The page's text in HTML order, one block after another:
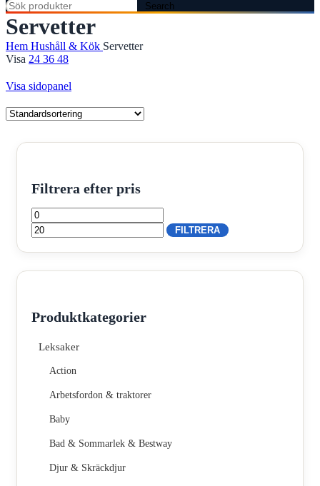
Search
Servetter
Hem Hushåll & Kök Servetter
Visa 24 36 48
Visa sidopanel
Filtrera efter pris
Min
pris
prisFILTRERA
Produktkategorier
Leksaker
Action
Arbetsfordon & traktorer
Baby
Bad & Sommarlek & Bestway
Djur & Skräckdjur